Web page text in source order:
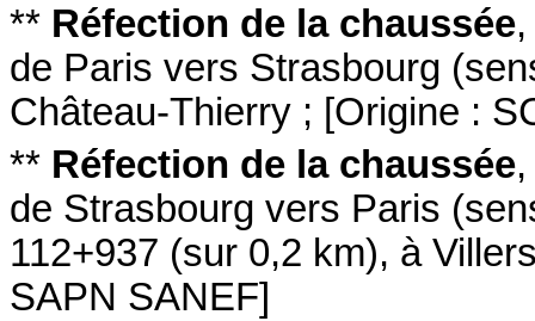
** Réfection de la chaussée
de Paris vers Strasbourg
Château-Thierry ; [Origine :
** Réfection de la chaussée
de Strasbourg vers Paris
112+937 (sur 0,2 km), à
SAPN SANEF]